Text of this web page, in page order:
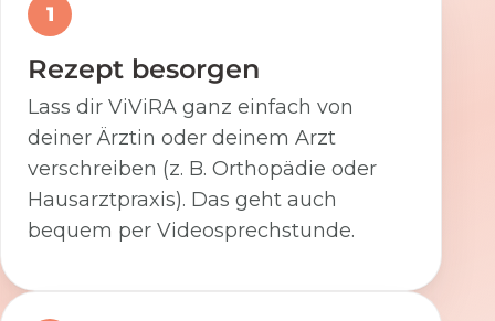
1
Rezept besorgen
Lass dir ViViRA ganz einfach von
deiner Ärztin oder deinem Arzt
verschreiben (z. B. Orthopädie oder
Hausarztpraxis). Das geht auch
bequem per Videosprechstunde.